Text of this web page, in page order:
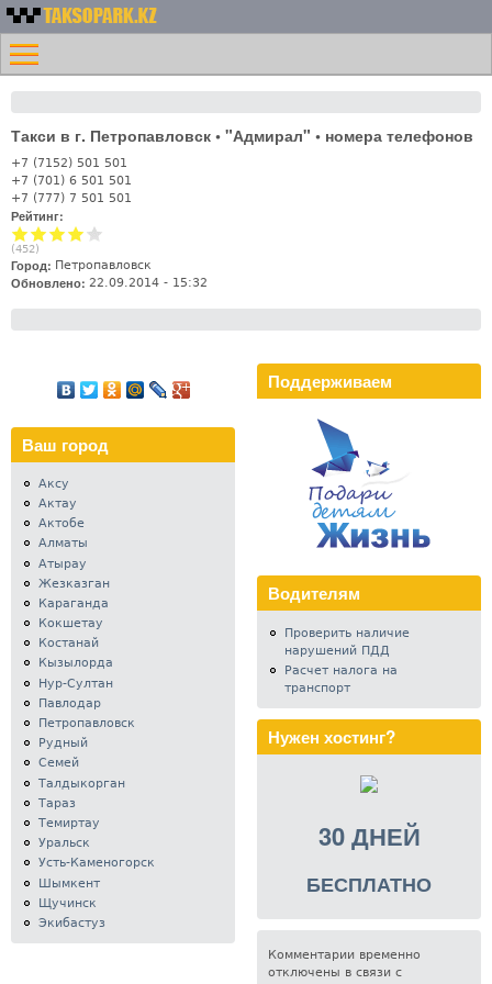
содержанию
Номера
такси
Казахстана -
Таксопарк.KZ
Меню
Главная
Контакты
Такси в г. Петропавловск • "Адмирал" • номера телефонов
+7 (7152) 501 501
+7 (701) 6 501 501
+7 (777) 7 501 501
Рейтинг:
(452)
Город: Петропавловск
Обновлено: 22.09.2014 - 15:32
Ваш город
Аксу
Актау
Актобе
Алматы
Атырау
Жезказган
Караганда
Кокшетау
Костанай
Кызылорда
Нур-Султан
Павлодар
Петропавловск
Рудный
Семей
Талдыкорган
Тараз
Темиртау
Уральск
Усть-Каменогорск
Шымкент
Щучинск
Экибастуз
Поддерживаем
Водителям
Проверить наличие
нарушений ПДД
Расчет налога на
транспорт
Нужен хостинг?
30 ДНЕЙ
БЕСПЛАТНО
Комментарии временно
отключены в связи с